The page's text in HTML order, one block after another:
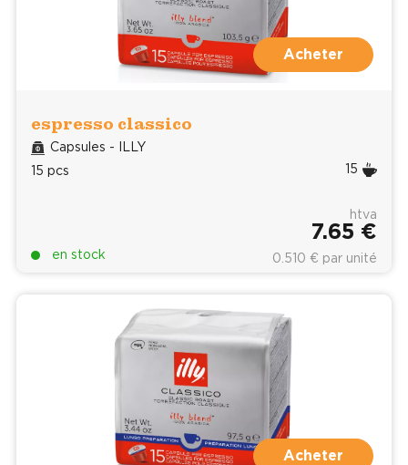
Acheter
espresso classico
Capsules - ILLY
15 pcs
15
en stock
htva
7.65 €
0.510 € par unité
Acheter